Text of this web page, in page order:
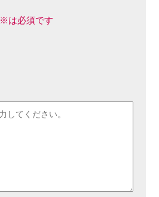
※は必須です